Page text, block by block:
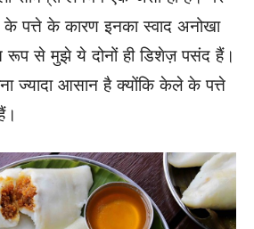
पत्ते के कारण इनका स्वाद अनोखा
रूप से मुझे ये दोनों ही डिशेज़ पसंद हैं।
ज्यादा आसान है क्योंकि केले के पत्ते